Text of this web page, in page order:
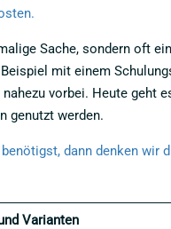
Sache, sondern oft
mit einem
vorbei. Heute geht
genutzt werden.
dann denken wir
Varianten